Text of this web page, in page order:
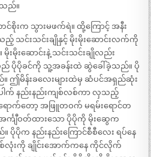
ည်။
င်စိုးက သွားမဖက်ရဲ။ ထို့ကြောင့် အနီး
ည့် သင်းသင်းချိုနှင့် မိုးမိုးဆောင်းလက်ကို
းဆောင်းနဲ့ သင်းသင်းချိုလည်း
ည် ပိုပိုခင်ကို သူ့အခန်းထဲ ဆွဲခေါ်ခဲ့သည်။ ပို
ဤမိန်းခလေးများထဲမှ ဆံပင်အရှည်ဆုံး
က် နည်းနည်းကျစ်လစ်ကာ လှသည့်
ောက်တော့ အဖြူတဝက် မရမ်းရောင်တ
င်္ကျီဝတ်ထားသော ပိုပိုကို မိုးဆွေက
က နည်းနည်းကြောင်စီစီလေး ရပ်နေ
လုံးကို ချိုင်းအောက်ကနေ ကိုင်လိုက်